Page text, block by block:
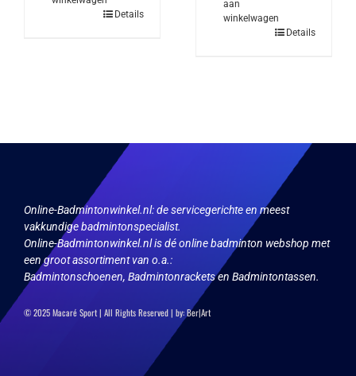
Details
aan
winkelwagen
Details
Online-Badmintonwinkel.nl:de servicegerichte en meest
vakkundige badmintonspecialist.
Online-Badmintonwinkel.nl is dé online badminton webshop met
een groot assortiment van o.a.:
Badmintonschoenen, Badmintonrackets en Badmintontassen.
© 2025 Macaré Sport | All Rights Reserved | by:Ber|Art